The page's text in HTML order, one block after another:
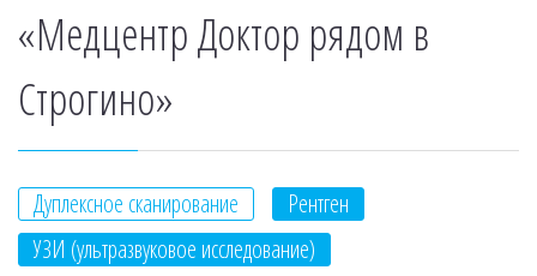
«Медцентр Доктор рядом в
Строгино»
Дуплексное сканирование
Рентген
УЗИ (ультразвуковое исследование)